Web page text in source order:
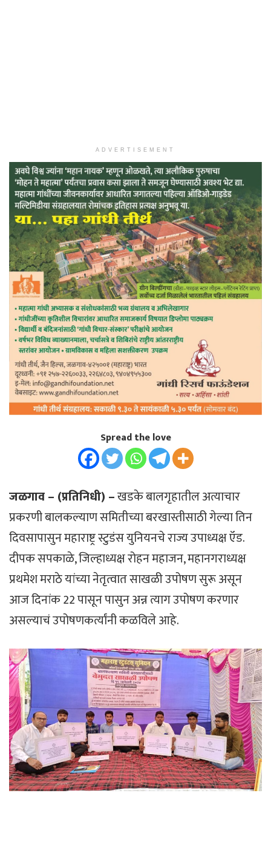
ADVERTISEMENT
Spread the love
जळगाव – (प्रतिनिधी) –खडके बालगृहातील अत्याचार
प्रकरणी बालकल्याण समितीच्या बरखास्तीसाठी गेल्या तिन
दिवसापासुन महाराष्ट्र स्टुडंस युनियनचे राज्य उपाध्यक्ष ऍड.
दीपक सपकाळे, जिल्हाध्यक्ष रोहन महाजन, महानगराध्यक्ष
प्रथमेश मराठे यांच्या नेतृत्वात साखळी उपोषण सुरू असून
आज दिनांक 22 पासून पासुन अन्न त्याग उपोषण करणार
असल्याचं उपोषणकर्त्यांनी कळविले आहे.